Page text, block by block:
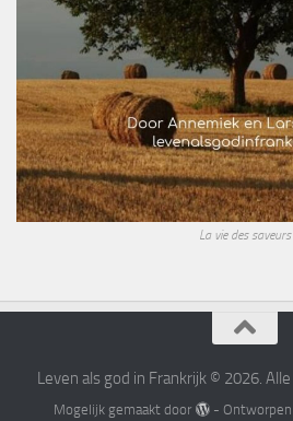
La vie des saveurs
Leven als god in Frankrijk © 2026.
Mogelijk gemaakt door - Ontworpen